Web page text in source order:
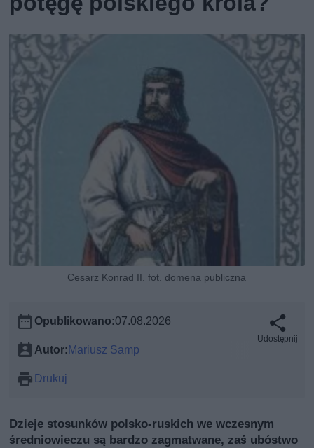
Cesarz Konrad II. fot. domena publiczna
Opublikowano:07.08.2026
Autor:Mariusz Samp
Drukuj
Udostępnij
Dzieje stosunków polsko-ruskich we wczesnym
średniowieczu są bardzo zagmatwane, zaś ubóstwo